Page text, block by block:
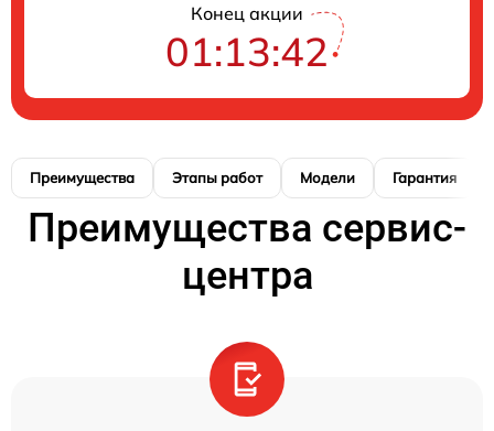
Конец акции
01:13:41
Преимущества Этапы работ Модели Гарантия
Преимущества сервис-
центра